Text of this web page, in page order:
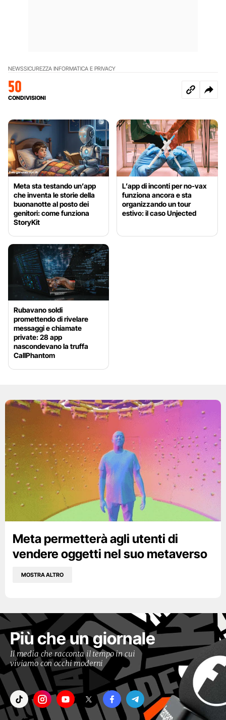
NEWSSICUREZZA INFORMATICA E PRIVACY
50
CONDIVISIONI
Meta sta testando un’app
che inventa le storie della
buonanotte al posto dei
genitori: come funziona
StoryKit
L’app di inconti per no-vax
funziona ancora e sta
organizzando un tour
estivo: il caso Unjected
Rubavano soldi
promettendo di rivelare
messaggi e chiamate
private: 28 app
nascondevano la truffa
CallPhantom
Meta permetterà agli utenti di
vendere oggetti nel suo metaverso
MOSTRA ALTRO
Più che un giornale
Il media che racconta il tempo in cui
viviamo con occhi moderni